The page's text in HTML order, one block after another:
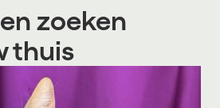
zoeken
thuis